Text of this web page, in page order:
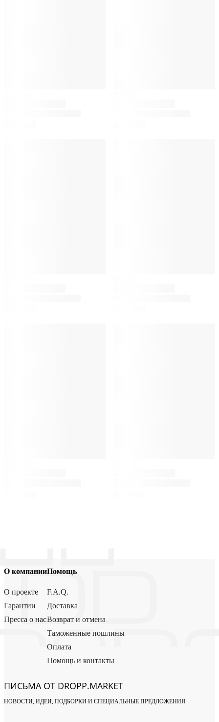
О компании
О проекте
Гарантии
Пресса о нас
Помощь
F.A.Q.
Доставка
Возврат и отмена
Таможенные пошлины
Оплата
Помощь и контакты
ПИСЬМА ОТ DROPP.MARKET
НОВОСТИ, ИДЕИ, ПОДБОРКИ И СПЕЦИАЛЬНЫЕ ПРЕДЛОЖЕНИЯ